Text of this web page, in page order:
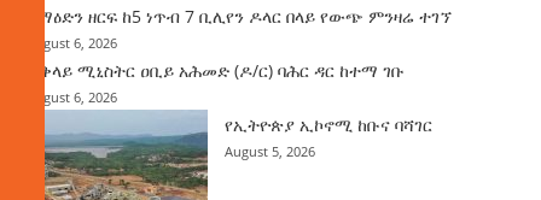
ከማዕድን ዘርፍ ከ5 ነጥብ 7 ቢሊየን ዶላር በላይ የውጭ ምንዛሬ ተገኘ
August 6, 2026
ጠቅላይ ሚኒስትር ዐቢይ አሕመድ (ዶ/ር) ባሕር ዳር ከተማ ገቡ
August 6, 2026
የኢትዮጵያ ኢኮኖሚ ከቡና ባሻገር
August 5, 2026